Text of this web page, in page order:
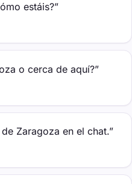
estáis?”
o cerca de aquí?”
Zaragoza en el chat.”